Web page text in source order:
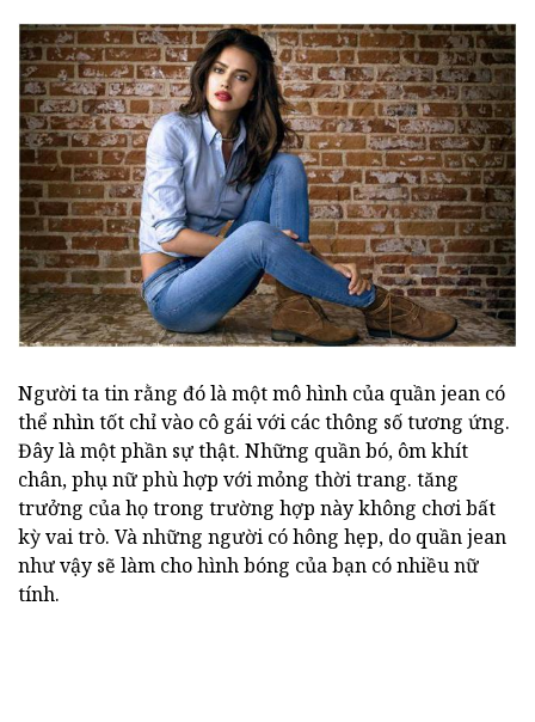
Người ta tin rằng đó là một mô hình của quần jean có
thể nhìn tốt chỉ vào cô gái với các thông số tương ứng.
Đây là một phần sự thật. Những quần bó, ôm khít
chân, phụ nữ phù hợp với mỏng thời trang. tăng
trưởng của họ trong trường hợp này không chơi bất
kỳ vai trò. Và những người có hông hẹp, do quần jean
như vậy sẽ làm cho hình bóng của bạn có nhiều nữ
tính.